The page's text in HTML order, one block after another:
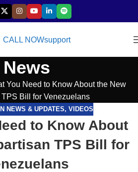
CALL NOWsupport
News
You Need to Know About the New
TPS Bill for Venezuelans
NEWS & UPDATES, VIDEOS
to Know About
TPS Bill for